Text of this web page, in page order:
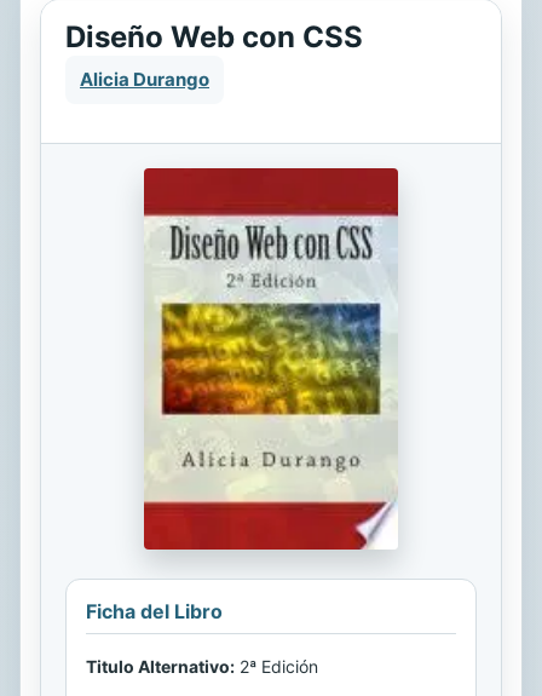
Diseño Web con CSS
Alicia Durango
Ficha del Libro
Titulo Alternativo: 2ª Edición